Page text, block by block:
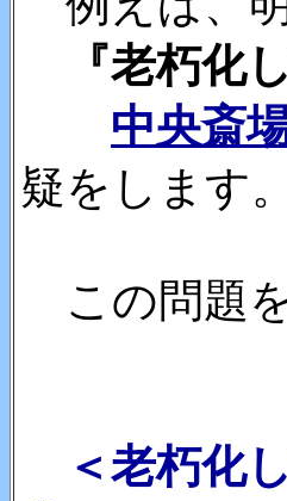
『老朽化
中央斎
疑をします。
この問題
＜老朽化